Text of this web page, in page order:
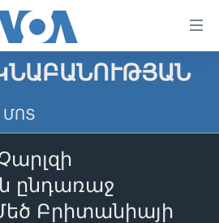
ՄՈՏ
ընդառաջ
Բրիտանիայի